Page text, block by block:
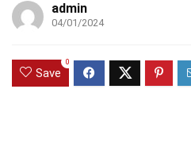
admin
04/01/2024
Save
0